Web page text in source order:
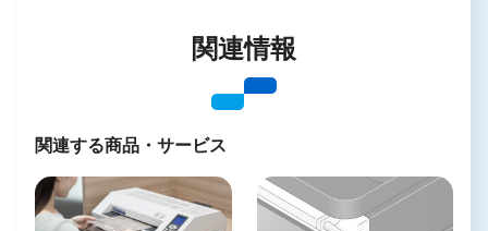
運転経歴証明書／各種健康保険証／パスポート
／学生証（写真付）／個人番号カード／乗員手
帳／住民基本台帳カード（写真付）／各種年金
証／母子健康手帳／身体障害者手帳／在留カー
ド／特別永住者証明書/印鑑登録証明書】以下
は、該当しないもの【社員証／タスポ／キャッ
＞PCレンタルサービスについてはこちら
関連情報
関連する商品・サービス